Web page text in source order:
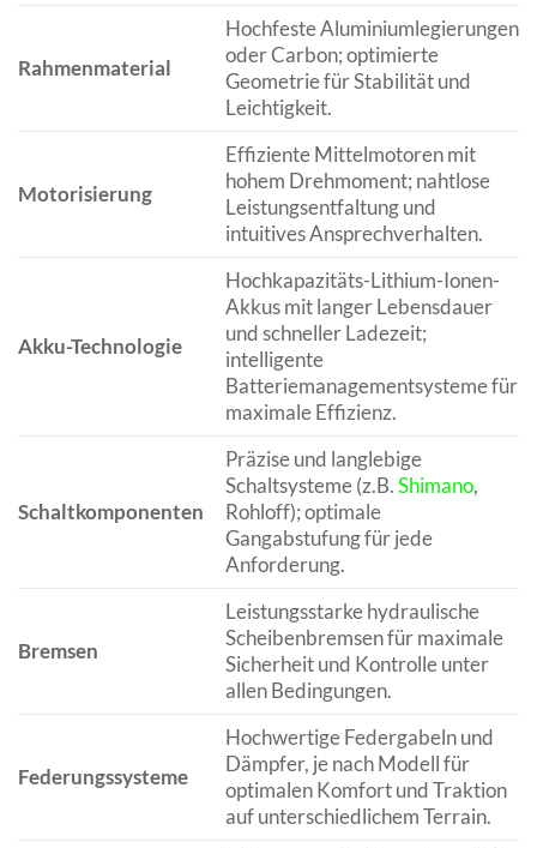
Rahmenmaterial
Hochfeste Aluminiumlegierungen
oder Carbon; optimierte
Geometrie für Stabilität und
Leichtigkeit.
Motorisierung
Effiziente Mittelmotoren mit
hohem Drehmoment; nahtlose
Leistungsentfaltung und
intuitives Ansprechverhalten.
Akku-Technologie
Hochkapazitäts-Lithium-Ionen-
Akkus mit langer Lebensdauer
und schneller Ladezeit;
intelligente
Batteriemanagementsysteme für
maximale Effizienz.
Schaltkomponenten
Präzise und langlebige
Schaltsysteme (z.B.Shimano,
Rohloff); optimale
Gangabstufung für jede
Anforderung.
Bremsen
Leistungsstarke hydraulische
Scheibenbremsen für maximale
Sicherheit und Kontrolle unter
allen Bedingungen.
Federungssysteme
Hochwertige Federgabeln und
Dämpfer, je nach Modell für
optimalen Komfort und Traktion
auf unterschiedlichem Terrain.